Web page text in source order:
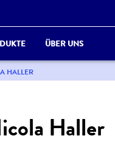
ÜBER UNS
HALLER
Haller